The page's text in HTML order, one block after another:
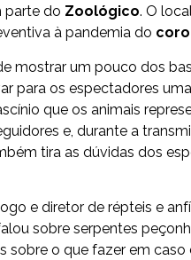
parte do Zoológico. O
à pandemia do
mostrar um pouco dos
para os espectadores
que os animais
e, durante a
tira as dúvidas dos
e diretor de répteis e
sobre serpentes
sobre o que fazer em